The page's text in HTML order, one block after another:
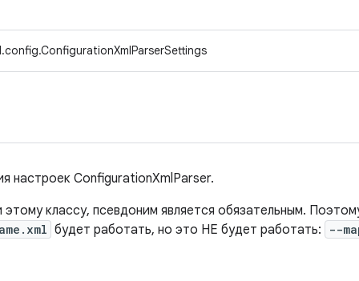
настроек ConfigurationXmlParser.
классу, псевдоним является обязательным.
будет работать, но это НЕ будет работать: --